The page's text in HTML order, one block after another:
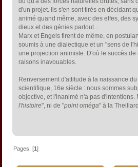
d'un projet. Ils s'en sont tirés en décidant
animé quand même, avec des elfes, des
dieux et des génies partout...
Marx et Engels firent de même, en
soumis à une dialectique et un "sens de
une projection animiste. D'où le succès
raisons inavouables.
Renversement d'attitude à la naissance
scientifique, 16e siècle : nous sommes
objective, et l'inanimé n'a pas d'intentions.
l'histoire", ni de "point oméga" à la
Pages: [1]